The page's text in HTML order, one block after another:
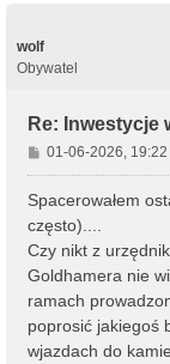
wolf
Obywatel
Re: Inwestycje
P
o
s
01-06-2026, 19:22
Spacerowałem
często)....
Czy nikt z
Goldhamera nie
ramach
poprosić jakiegoś
wjazdach do